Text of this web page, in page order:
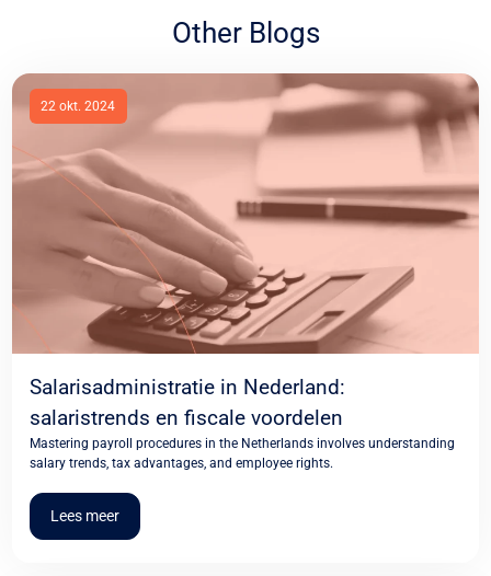
Other Blogs
22 okt. 2024
Salarisadministratie in Nederland:
salaristrends en fiscale voordelen
Mastering payroll procedures in the Netherlands involves understanding
salary trends, tax advantages, and employee rights.
Lees meer